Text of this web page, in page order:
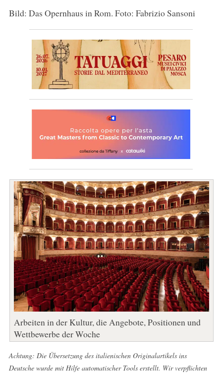
Bild: Das Opernhaus in Rom. Foto: Fabrizio Sansoni
Arbeiten in der Kultur, die Angebote, Positionen und
Wettbewerbe der Woche
Achtung: Die Übersetzung des italienischen Originalartikels ins
Deutsche wurde mit Hilfe automatischer Tools erstellt. Wir verpflichten